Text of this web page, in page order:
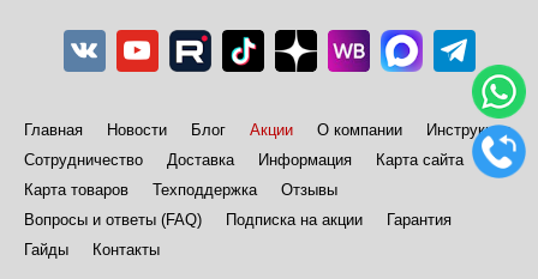
Главная Новости Блог Акции О компании
Инструкции
Сотрудничество
Доставка Информация
Карта сайта
Карта товаров
Техподдержка
Отзывы
Вопросы и ответы (FAQ)
Подписка на акции
Гарантия
Гайды
Контакты